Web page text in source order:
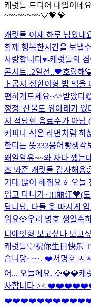
캐럿들 드디어 내일이네
~~~~~~~~💙💖💎
캐럿들 이제 하루 남았네
함께 행복한시간을 보낼
사랑합니다♥️-캐럿들의
콘서트..2일전..🖤호랑해
ㅏ 공지 정한이형 밥 먹을
편하게드세요~^^받았다
정정 '찬물도 위아래가
지 적당한 음료수가 아님
커피나 식은 라면처럼 하
한다는 뜻333붕어빵생각
왜얼알유~~와 자다 깼는
즈 봐준 캐럿들 감사해용
기대 많이 해줘요ㅎ 오늘
입고 다니기~!!!丽江💙(
답니당. 다들 옷 따시게
워요💎우리 명호 생일축
디에잇형 보고싶다 보고
캐럿들♡祝你生日快乐
습니당~~~. ❤️서명호 ㅅㅊ
어... 오늘에요. 💎💎💎캐
사합니다 ><